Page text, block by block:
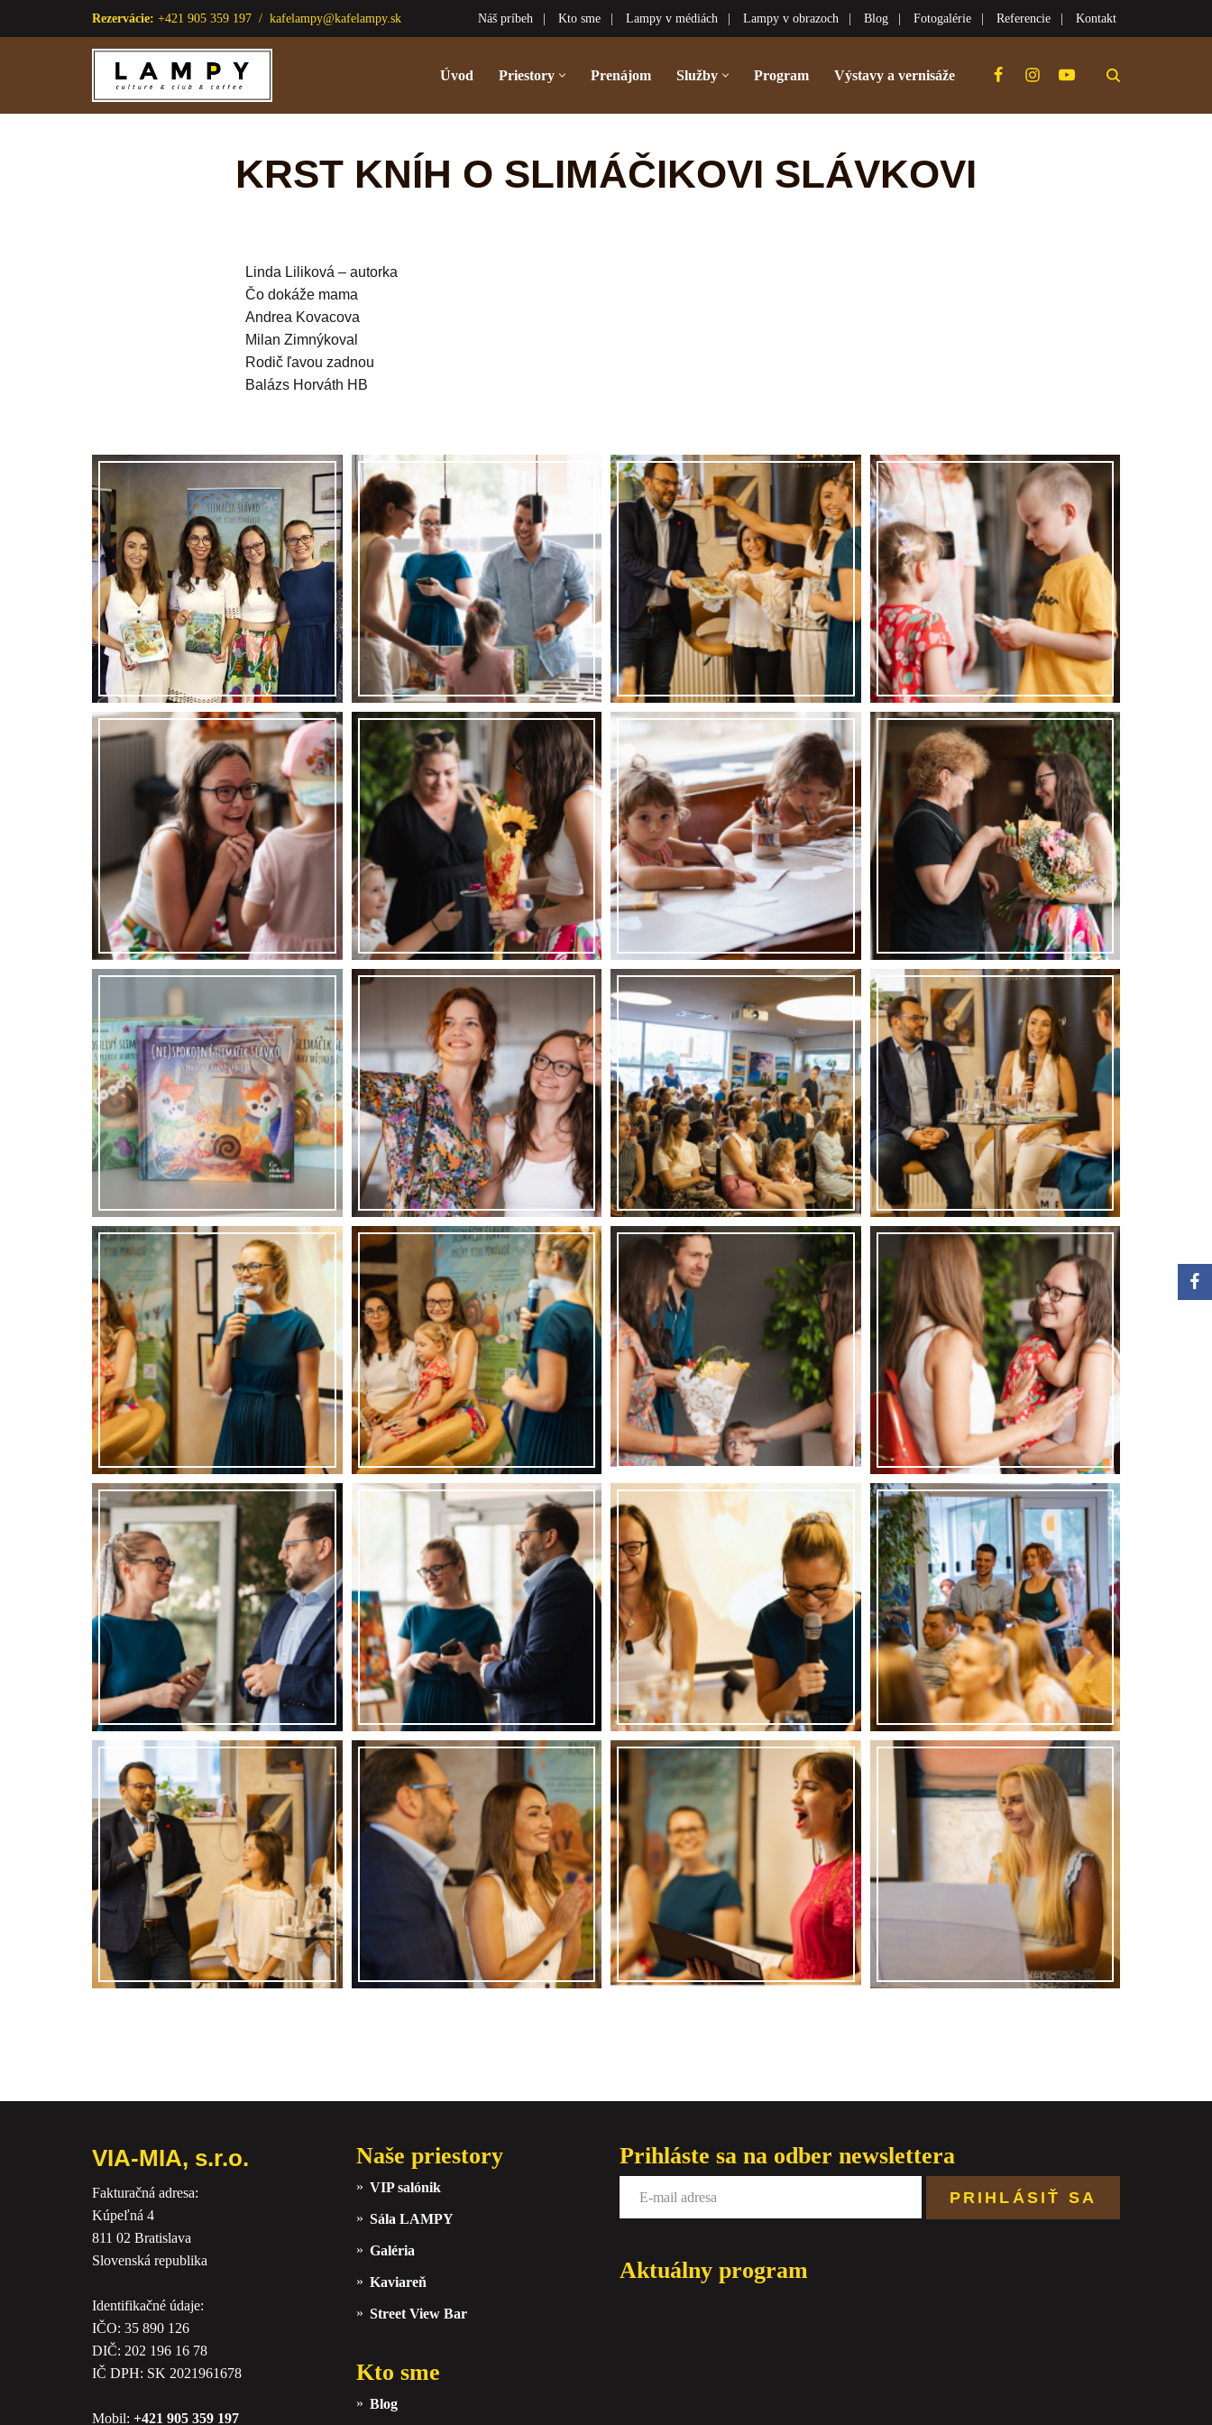
Rezervácie: +421 905 359 197 / kafelampy@kafelampy.sk Náš príbeh Kto sme Lampy v médiách Lampy v obrazoch Blog Fotogalérie Referencie Kontakt
Úvod Priestory Prenájom Služby Program Výstavy a vernisáže
KRST KNÍH O SLIMÁČIKOVI SLÁVKOVI
Linda Liliková – autorka
Čo dokáže mama
Andrea Kovacova
Milan Zimnýkoval
Rodič ľavou zadnou
Balázs Horváth HB
VIA-MIA, s.r.o.
Fakturačná adresa:
Kúpeľná 4
811 02 Bratislava
Slovenská republika
Identifikačné údaje:
IČO: 35 890 126
DIČ: 202 196 16 78
IČ DPH: SK 2021961678
Mobil: +421 905 359 197
Naše priestory
VIP salónik
Sála LAMPY
Galéria
Kaviareň
Street View Bar
Kto sme
Blog
Prihláste sa na odber newslettera
Aktuálny program